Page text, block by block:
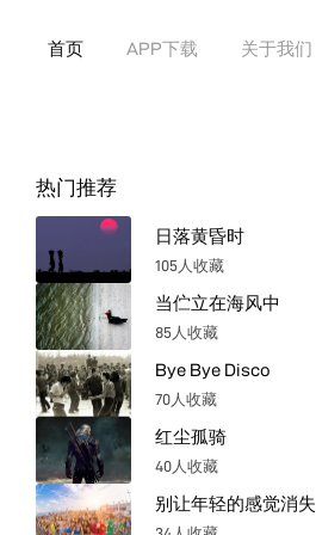
首页 APP下载 关于我们
热门推荐
日落黄昏时
105人收藏
当伫立在海风中
85人收藏
Bye Bye Disco
70人收藏
红尘孤骑
40人收藏
别让年轻的感觉消失